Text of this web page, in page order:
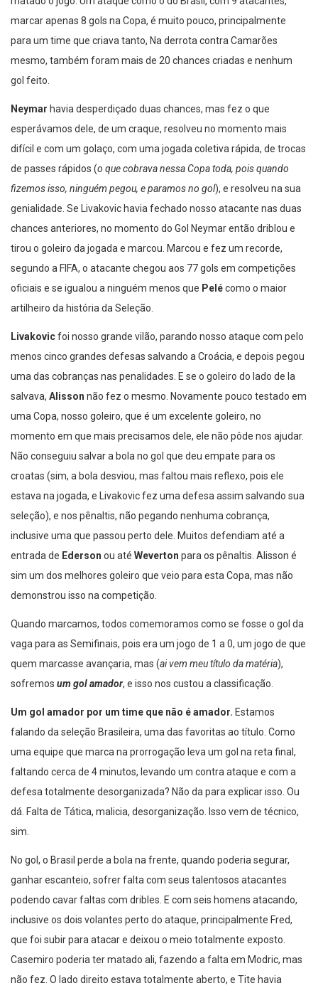
marcar apenas 8 gols na Copa, é muito pouco, principalmente
para um time que criava tanto, Na derrota contra Camarões
mesmo, também foram mais de 20 chances criadas e nenhum
gol feito.
Neymar havia desperdiçado duas chances, mas fez o que
esperávamos dele, de um craque, resolveu no momento mais
difícil e com um golaço, com uma jogada coletiva rápida, de trocas
de passes rápidos (o que cobrava nessa Copa toda, pois quando
fizemos isso, ninguém pegou, e paramos no gol), e resolveu na sua
genialidade. Se Livakovic havia fechado nosso atacante nas duas
chances anteriores, no momento do Gol Neymar então driblou e
tirou o goleiro da jogada e marcou. Marcou e fez um recorde,
segundo a FIFA, o atacante chegou aos 77 gols em competições
oficiais e se igualou a ninguém menos que Pelécomo o maior
artilheiro da história da Seleção.
Livakovicfoi nosso grande vilão, parando nosso ataque com pelo
menos cinco grandes defesas salvando a Croácia, e depois pegou
uma das cobranças nas penalidades. E se o goleiro do lado de la
salvava, Alisson não fez o mesmo. Novamente pouco testado em
uma Copa, nosso goleiro, que é um excelente goleiro, no
momento em que mais precisamos dele, ele não pôde nos ajudar.
Não conseguiu salvar a bola no gol que deu empate para os
croatas (sim, a bola desviou, mas faltou mais reflexo, pois ele
estava na jogada, e Livakovic fez uma defesa assim salvando sua
seleção), e nos pênaltis, não pegando nenhuma cobrança,
inclusive uma que passou perto dele. Muitos defendiam até a
entrada de Ederson ou até Weverton para os pênaltis. Alisson é
sim um dos melhores goleiro que veio para esta Copa, mas não
demonstrou isso na competição.
Quando marcamos, todos comemoramos como se fosse o gol da
vaga para as Semifinais, pois era um jogo de 1 a 0, um jogo de que
quem marcasse avançaria, mas (ai vem meu título da matéria),
sofremos um gol amador, e isso nos custou a classificação.
Um gol amador por um time que não é amador. Estamos
falando da seleção Brasileira, uma das favoritas ao título. Como
uma equipe que marca na prorrogação leva um gol na reta final,
faltando cerca de 4 minutos, levando um contra ataque e com a
defesa totalmente desorganizada? Não da para explicar isso. Ou
dá. Falta de Tática, malicia, desorganização. Isso vem de técnico,
sim.
No gol, o Brasil perde a bola na frente, quando poderia segurar,
ganhar escanteio, sofrer falta com seus talentosos atacantes
podendo cavar faltas com dribles. E com seis homens atacando,
inclusive os dois volantes perto do ataque, principalmente Fred,
que foi subir para atacar e deixou o meio totalmente exposto.
Casemiro poderia ter matado ali, fazendo a falta em Modric, mas
não fez. O lado direito estava totalmente aberto, e Tite havia